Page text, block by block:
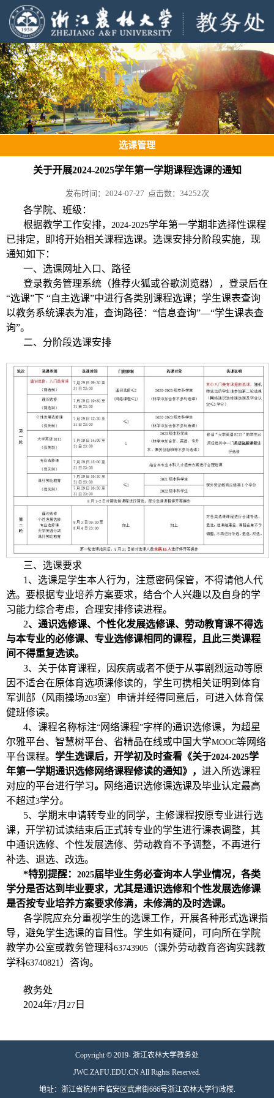
选课管理
关于开展2024-2025学年第一学期课程选课的通知
发布时间：2024-07-27 点击数： 34252次
各学院、班级：
根据教学工作安排， 2024-2025学年第一学期非选择性课程
已排定，即将开始相关课程选课。选课安排分阶段实施，现
通知如下：
一、选课网址入口、路径
登录教务管理系统（推荐火狐或谷歌浏览器），登录后在
“选课”下 “自主选课”中进行各类别课程选课；学生课表查询
以教务系统课表为准，查询路径：“信息查询”—“学生课表查
询”。
二、分阶段选课安排
三、选课要求
1 、选课是学生本人行为，注意密码保管，不得请他人代
选。要根据专业培养方案要求，结合个人兴趣以及自身的学
习能力综合考虑，合理安排修读进程。
2、通识选修课、个性化发展选修课、劳动教育课不得选
与本专业的必修课、专业选修课相同的课程，且此三类课程
间不得重复选读。
3、关于体育课程，因疾病或者不便于从事剧烈运动等原
因不适合在原体育选项课修读的，学生可携相关证明到体育
军训部（风雨操场203室）申请并经得同意后，可进入体育保
健班修读。
4、课程名称标注“ 网络课程”字样的通识选修课，为超星
尔雅平台、智慧树平台、省精品在线或中国大学MOOC等网络
平台课程。 学生选课后，开学初及时查看《关于2024-2025学
年第一学期通识选修网络课程修读的通知》， 进入所选课程
对应的平台进行学习。
网络通识选修课选课及毕业认定最高
不超过3学分。
5、学期末申请转专业的同学，主修课程按原专业进行选
课，开学初试读结束后正式转专业的学生进行课表调整，其
中通识选修、个性发展选修、劳动教育不予调整，不再进行
补选、退选、改选。
*特别提醒： 2025届毕业生务必查询本人学业情况，各类
学分是否达到毕业要求，尤其是通识选修和个性发展选修课
是否按专业培养方案要求修满，未修满的及时选课。
各学院应充分重视学生的选课工作，开展各种形式选课指
导，避免学生选课的盲目性。学生如有疑问，可向所在学院
教学办公室或教务管理科63743905 （课外劳动教育咨询实践教
学科63740821）咨询。
教务处
2024年7月 27 日
Copyright © 2019- 浙江农林大学教务处
JWC.ZAFU.EDU.CN All Rights Reserved.
地址：浙江省杭州市临安区武肃街666号浙江农林大学行政楼.